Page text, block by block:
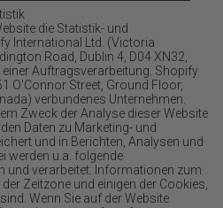
die Statistik- und
International Ltd. (Victoria
Road, Dublin 4, D04 XN32,
Auftragsverarbeitung. Shopify
O'Connor Street, Ground Floor,
verbundenes Unternehmen.
Zweck der Analyse dieser Website
Daten zu Marketing- und
und in Berichten, Analysen und
werden u.a. folgende
und verarbeitet: Informationen zum
Zeitzone und einigen der Cookies,
Wenn Sie auf der Website